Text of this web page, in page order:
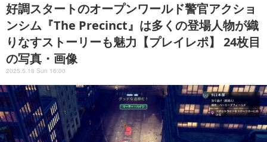
好調スタートのオープンワールド警官アクショ
ンシム『The Precinct』は多くの登場人物が織
りなすストーリーも魅力【プレイレポ】 24枚目
の写真・画像
2025.5.18 Sun 16:00